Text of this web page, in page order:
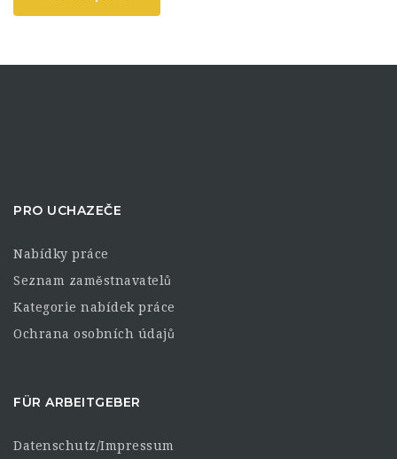
PRO UCHAZEČE
Nabídky práce
Seznam zaměstnavatelů
Kategorie nabídek práce
Ochrana osobních údajů
FÜR ARBEITGEBER
Datenschutz/Impressum